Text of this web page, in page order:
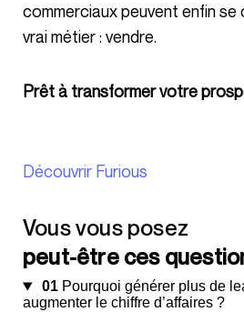
commerciaux peuvent enfin
vrai métier : vendre.
Prêt à transformer votre
Découvrir Furious
Vous vous posez
peut-être ces
01Pourquoi générer plus de
augmenter le chiffre d’affaires ?